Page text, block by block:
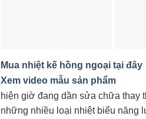
Mua nhiệt kế hồng ngoại tại đây
Xem video mẫu sản phẩm
hiện giờ đang dần sửa chữa thay
những nhiều loại nhiệt biểu năng